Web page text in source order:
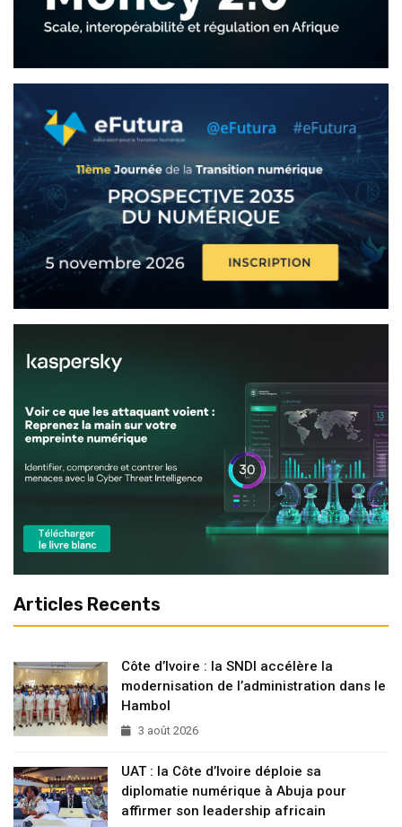
Articles Recents
Côte d’Ivoire : la SNDI accélère la
modernisation de l’administration dans le
Hambol
3 août 2026
UAT : la Côte d’Ivoire déploie sa
diplomatie numérique à Abuja pour
affirmer son leadership africain